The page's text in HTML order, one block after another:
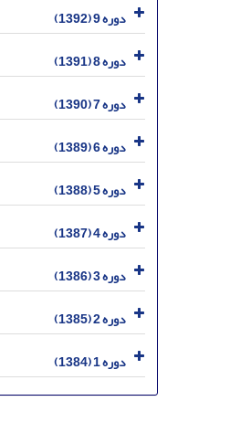
دوره 9 (1392)
دوره 8 (1391)
دوره 7 (1390)
دوره 6 (1389)
دوره 5 (1388)
دوره 4 (1387)
دوره 3 (1386)
دوره 2 (1385)
دوره 1 (1384)